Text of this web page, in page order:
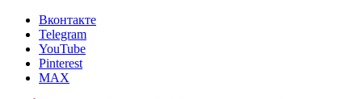
Вконтакте
Telegram
YouTube
Pinterest
MAX